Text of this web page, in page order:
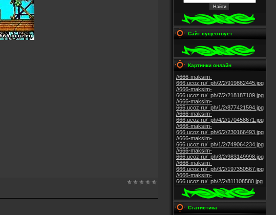
Сайт существует
Картинки онлайн
//666-maksim-
666.ucoz.ru/_ph/2/2/919862445.jpg
//666-maksim-
666.ucoz.ru/_ph/7/2/218187109.jpg
//666-maksim-
666.ucoz.ru/_ph/1/2/877421594.jpg
//666-maksim-
666.ucoz.ru/_ph/4/2/170458671.jpg
//666-maksim-
666.ucoz.ru/_ph/6/2/230166493.jpg
//666-maksim-
666.ucoz.ru/_ph/1/2/749064234.jpg
//666-maksim-
666.ucoz.ru/_ph/3/2/983149998.jpg
//666-maksim-
666.ucoz.ru/_ph/3/2/197350567.jpg
//666-maksim-
666.ucoz.ru/_ph/2/2/811108580.jpg
Статистика